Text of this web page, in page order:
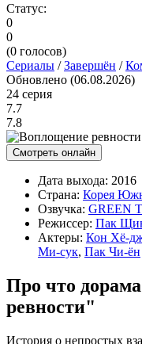
Статус:
0
0
(0 голосов)
Сериалы /Завершён /
Обновлено (06.08.2026)
24 серия
7.7
7.8
Смотреть онлайн
Дата выхода: 2016
Страна: Корея
Озвучка: GREEN
Режиссер: Пак
Актеры: Кон Хё-
Ми-сук, Пак Чи-ён
Про что
ревности"
История о непростых